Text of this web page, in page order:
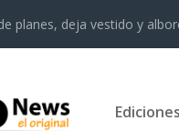
planes, deja vestido y
Ediciones